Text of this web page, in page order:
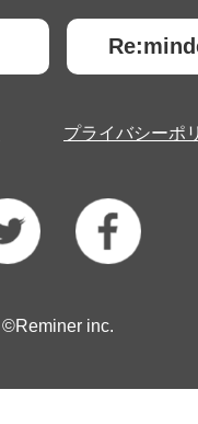
プライバシーポ
©Reminer inc.